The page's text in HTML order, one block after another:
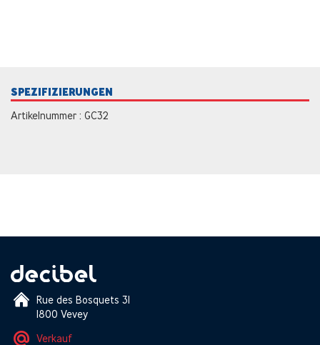
SPEZIFIZIERUNGEN
Artikelnummer : GC32
Rue des Bosquets 31
1800 Vevey
Verkauf